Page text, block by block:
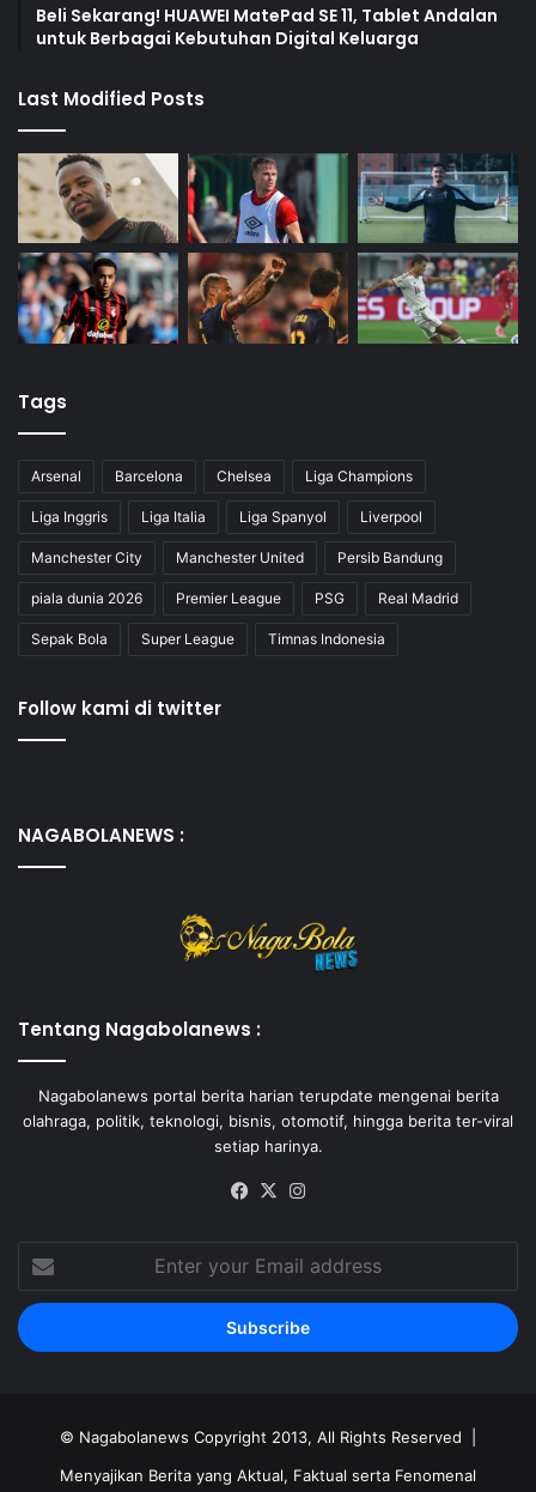
Beli Sekarang! HUAWEI MatePad SE 11, Tablet Andalan
untuk Berbagai Kebutuhan Digital Keluarga
Last Modified Posts
Tags
Arsenal Barcelona Chelsea Liga Champions
Liga Inggris Liga Italia Liga Spanyol Liverpool
Manchester City Manchester United Persib Bandung
piala dunia 2026 Premier League PSG Real Madrid
Sepak Bola Super League Timnas Indonesia
Follow kami di twitter
NAGABOLANEWS :
Tentang Nagabolanews :
Nagabolanews portal berita harian terupdate mengenai berita
olahraga, politik, teknologi, bisnis, otomotif, hingga berita ter-viral
setiap harinya.
Facebook
X
your
Email
address
© Nagabolanews Copyright 2013, All Rights Reserved |
Menyajikan Berita yang Aktual, Faktual serta Fenomenal